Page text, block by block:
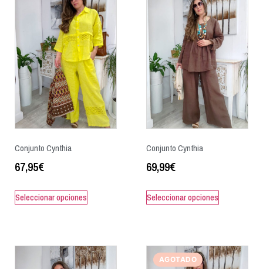
Conjunto Cynthia
67,95€
Seleccionar opciones
Conjunto Cynthia
69,99€
Seleccionar opciones
AGOTADO